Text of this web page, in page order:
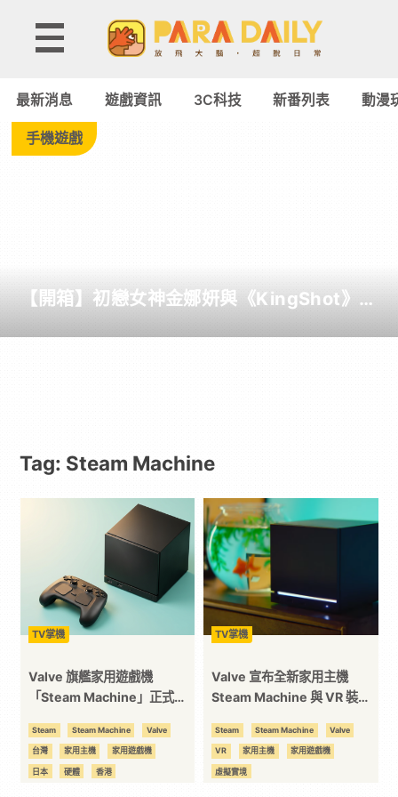
Tag:
Machine
-
遊
動
次
元
｜
3C
最新消息 遊戲資訊 3C科技 新番列表 動漫
手機遊戲
【開箱】初戀女神金娜妍與《KingShot》再
Tag: Steam Machine
TV掌機
Valve 旗艦家用遊戲機
「Steam Machine」正式在
Steam Steam Machine Valve
台灣 家用主機 家用遊戲機
日本 硬體 香港
TV掌機
Valve 宣布全新家用主機
Steam Machine 與 VR 裝置
Steam Steam Machine Valve
VR 家用主機 家用遊戲機
虛擬實境